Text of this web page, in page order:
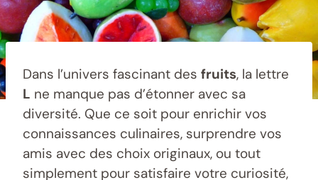
Dans l’univers fascinant des fruits, la lettre
L ne manque pas d’étonner avec sa
diversité. Que ce soit pour enrichir vos
connaissances culinaires, surprendre vos
amis avec des choix originaux, ou tout
simplement pour satisfaire votre curiosité,